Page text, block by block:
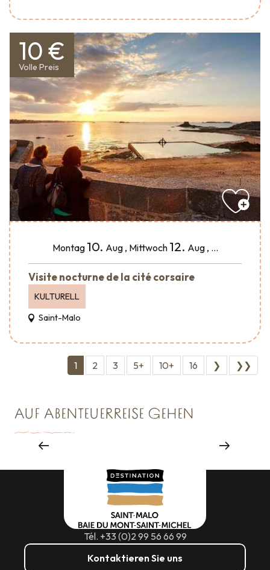
10 €
Volle Preis
Montag 10. Aug, Mittwoch 12. Aug, ...
Visite nocturne de la cité corsaire
KULTURELL
Saint-Malo
1 2 3 5+ 10+ 16 ❯ ❯❯
AUF ABENTEUERREISE GEHEN
Tél. +33 (0)2 99 56 66 99
Kontaktieren Sie uns